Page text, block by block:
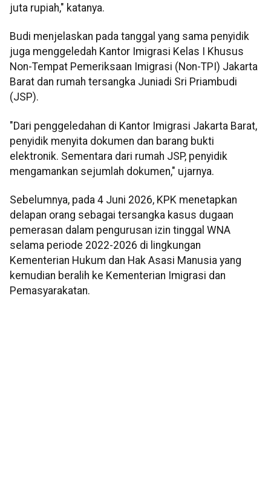
juta rupiah," katanya.
Budi menjelaskan pada tanggal yang sama penyidik
juga menggeledah Kantor Imigrasi Kelas I Khusus
Non-Tempat Pemeriksaan Imigrasi (Non-TPI) Jakarta
Barat dan rumah tersangka Juniadi Sri Priambudi
(JSP).
"Dari penggeledahan di Kantor Imigrasi Jakarta Barat,
penyidik menyita dokumen dan barang bukti
elektronik. Sementara dari rumah JSP, penyidik
mengamankan sejumlah dokumen," ujarnya.
Sebelumnya, pada 4 Juni 2026, KPK menetapkan
delapan orang sebagai tersangka kasus dugaan
pemerasan dalam pengurusan izin tinggal WNA
selama periode 2022-2026 di lingkungan
Kementerian Hukum dan Hak Asasi Manusia yang
kemudian beralih ke Kementerian Imigrasi dan
Pemasyarakatan.